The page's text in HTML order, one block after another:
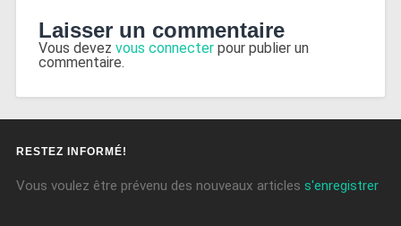
Laisser un commentaire
Vous devez vous connecterpour publier un
commentaire.
RESTEZ INFORMÉ!
Vous voulez être prévenu des nouveaux articles s'enregistrer